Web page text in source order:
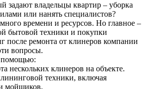
задают владельцы квартир – уборка
или нанять специалистов?
времени и ресурсов. Но главное –
бытовой техники и покупки
после ремонта от клинеров компании
вопросы.
помощью:
нескольких клинеров на объекте.
техники, включая
мойщиков.